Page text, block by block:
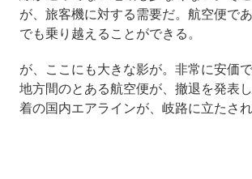
が、旅客機に対する需要だ。航空便で
でも乗り越えることができる。
が、ここにも大きな影が。非常に安価
地方間のとある航空便が、撤退を発表
着の国内エアラインが、岐路に立たされ